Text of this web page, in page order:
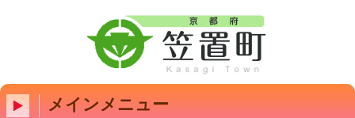
メインメニュー